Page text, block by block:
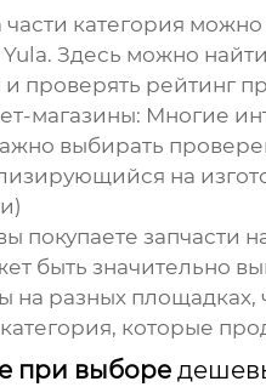
категория можно
Yula. Здесь можно
проверять рейтинг
магазины: Многие
выбирать
на
покупаете запчасти
быть значительно
на разных
, которые
при выборе